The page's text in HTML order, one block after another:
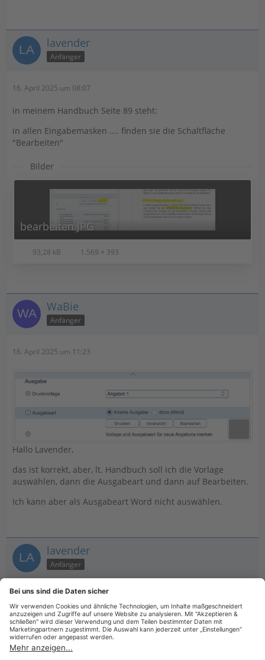
lavender
Anfänger
16. April 2025 um 08:07
in meinem Handbuch Seite 89 steht:
in allen Eingabemasken .... finden sie die Schaltfläche
"Bearbeiten"
Bilder
bearbeiten.JPG
93,28 kB 1.569 × 393
WaBie
Anfänger
16. April 2025 um 11:23
Hallo Lavender,
das ist korrekt, aber, lt. Handbuch soll ich die Vorlage
auswählen, dann die Ausgabeart und dann auf Bearbeiten.
Ich kann aber als Ausgabeart Word nicht auswählen.
lavender
Anfänger
16. April 2025 um 13:15
dann sollte Du dich mal mit dem Support in Verbindung
setzten